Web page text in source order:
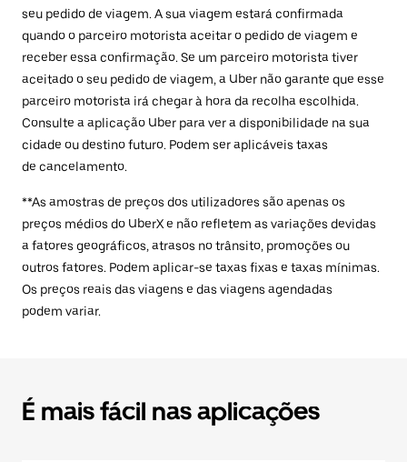
seu pedido de viagem. A sua viagem estará confirmada
quando o parceiro motorista aceitar o pedido de viagem e
receber essa confirmação. Se um parceiro motorista tiver
aceitado o seu pedido de viagem, a Uber não garante que esse
parceiro motorista irá chegar à hora da recolha escolhida.
Consulte a aplicação Uber para ver a disponibilidade na sua
cidade ou destino futuro. Podem ser aplicáveis taxas
de cancelamento.
**As amostras de preços dos utilizadores são apenas os
preços médios do UberX e não refletem as variações devidas
a fatores geográficos, atrasos no trânsito, promoções ou
outros fatores. Podem aplicar-se taxas fixas e taxas mínimas.
Os preços reais das viagens e das viagens agendadas
podem variar.
É mais fácil nas aplicações